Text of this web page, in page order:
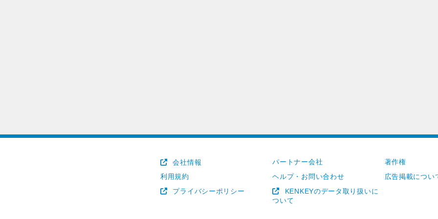
会社情報 パートナー会社
著作権
利用規約
ヘルプ・お問い合わせ
広告掲載につい
プライバシーポリシー
KENKEYのデータ取り扱いに
ついて